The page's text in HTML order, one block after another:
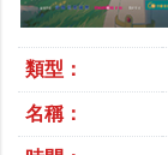
類型：
名稱：